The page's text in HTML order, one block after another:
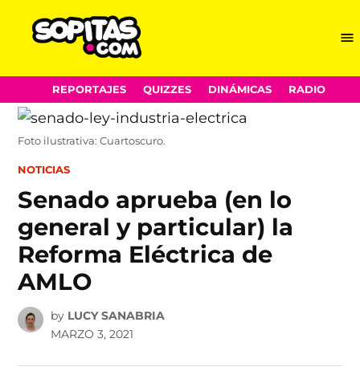
Skip
to
content
REPORTAJES QUIZZES DINÁMICAS RADIO
Foto ilustrativa: Cuartoscuro.
POSTED
NOTICIAS
Senado aprueba (en lo
general y particular) la
Reforma Eléctrica de
AMLO
by LUCY SANABRIA
MARZO 3, 2021